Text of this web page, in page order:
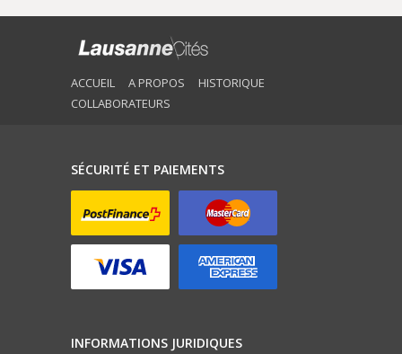
ACCUEIL A PROPOS
HISTORIQUE
COLLABORATEURS
SÉCURITÉ ET PAIEMENTS
INFORMATIONS JURIDIQUES